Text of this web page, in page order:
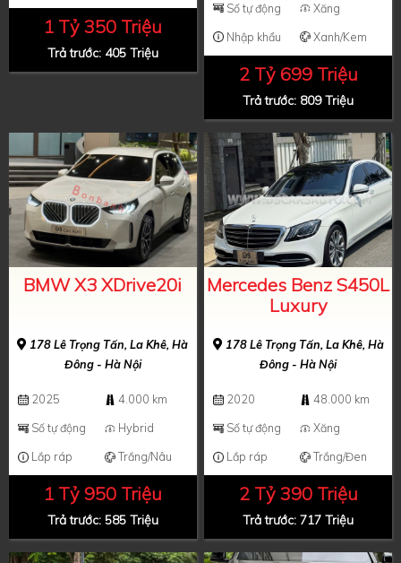
1 Tỷ 350 Triệu
Trả trước: 405 Triệu
Số tự động
Xăng
Nhập khẩu
Xanh/Kem
2 Tỷ 699 Triệu
Trả trước: 809 Triệu
BMW X3 XDrive20i
178 Lê Trọng Tấn, La Khê, Hà
Đông - Hà Nội
2025
4.000 km
Số tự động
Hybrid
Lắp ráp
Trắng/Nâu
1 Tỷ 950 Triệu
Trả trước: 585 Triệu
Mercedes Benz S450L
Luxury
178 Lê Trọng Tấn, La Khê, Hà
Đông - Hà Nội
2020
48.000 km
Số tự động
Xăng
Lắp ráp
Trắng/Đen
2 Tỷ 390 Triệu
Trả trước: 717 Triệu